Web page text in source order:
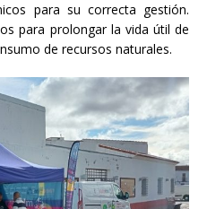
para su correcta gestión.
para prolongar la vida útil de
de recursos naturales.